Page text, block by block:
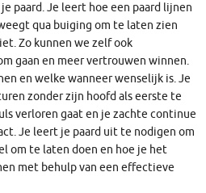
paard. Je leert hoe een paard lijnen
qua buiging om te laten zien
Zo kunnen we zelf ook
gaan en meer vertrouwen winnen.
en welke wanneer wenselijk is. Je
zonder zijn hoofd als eerste te
verloren gaat en je zachte continue
Je leert je paard uit te nodigen om
om te laten doen en hoe je het
met behulp van een effectieve